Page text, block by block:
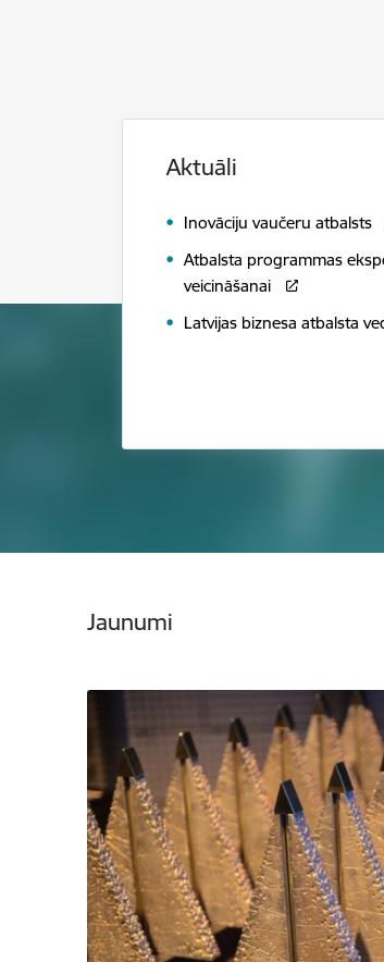
Aktuāli
Inovāciju vaučeru atbalsts
Atbalsta programmas
veicināšanai
Latvijas biznesa atbalsta
Jaunumi